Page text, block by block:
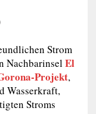
Strom
NachbarinselEl
Projekt,
Wasserkraft,
Stroms